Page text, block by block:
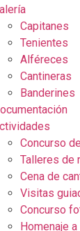
Capitanes
Tenientes
Alféreces
Cantineras
Banderines
Concurso
Talleres de
Cena de
Visitas
Concurso
Homenaje